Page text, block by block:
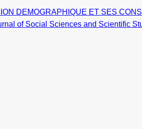
DEMOGRAPHIQUE ET SES
of Social Sciences and Scientific